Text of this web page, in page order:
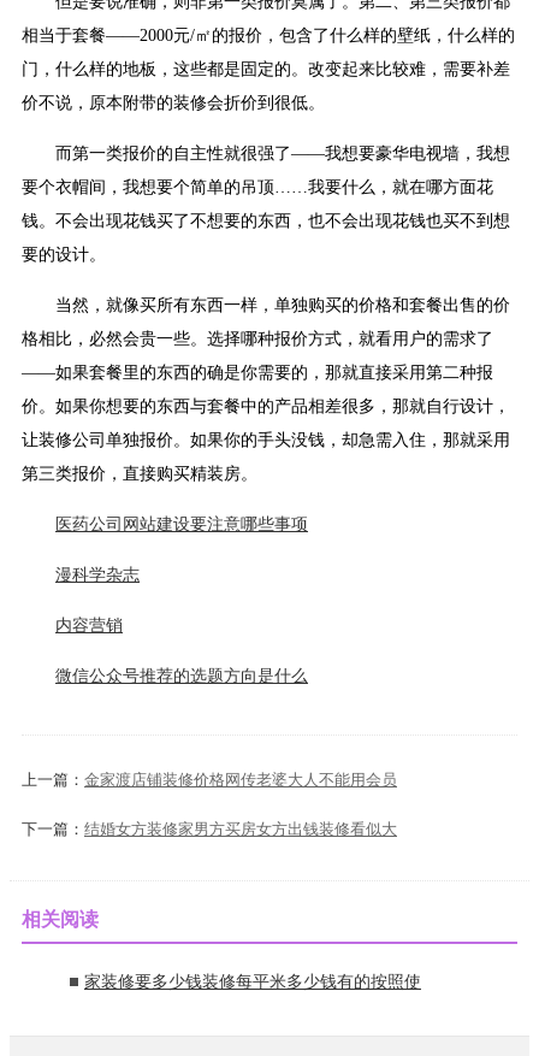
相当于套餐——2000元/㎡的报价，包含了什么样的壁纸，什么样的
门，什么样的地板，这些都是固定的。改变起来比较难，需要补差
价不说，原本附带的装修会折价到很低。
而第一类报价的自主性就很强了——我想要豪华电视墙，我想
要个衣帽间，我想要个简单的吊顶……我要什么，就在哪方面花
钱。不会出现花钱买了不想要的东西，也不会出现花钱也买不到想
要的设计。
当然，就像买所有东西一样，单独购买的价格和套餐出售的价
格相比，必然会贵一些。选择哪种报价方式，就看用户的需求了
——如果套餐里的东西的确是你需要的，那就直接采用第二种报
价。如果你想要的东西与套餐中的产品相差很多，那就自行设计，
让装修公司单独报价。如果你的手头没钱，却急需入住，那就采用
第三类报价，直接购买精装房。
医药公司网站建设要注意哪些事项
漫科学杂志
内容营销
微信公众号推荐的选题方向是什么
上一篇： 金家渡店铺装修价格网传老婆大人不能用会员
下一篇： 结婚女方装修家男方买房女方出钱装修看似大
相关阅读
家装修要多少钱装修每平米多少钱有的按照使